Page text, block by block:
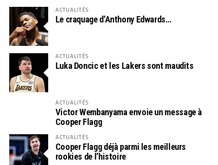
ACTUALITÉS
Le craquage d’Anthony Edwards…
ACTUALITÉS
Luka Doncic et les Lakers sont maudits
ACTUALITÉS
Victor Wembanyama envoie un message à
Cooper Flagg
ACTUALITÉS
Cooper Flagg déjà parmi les meilleurs
rookies de l’histoire